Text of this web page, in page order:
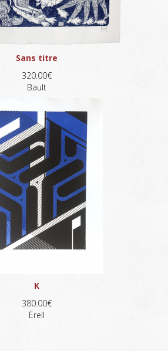
Sans titre
320.00€
Bault
K
380.00€
Ërell